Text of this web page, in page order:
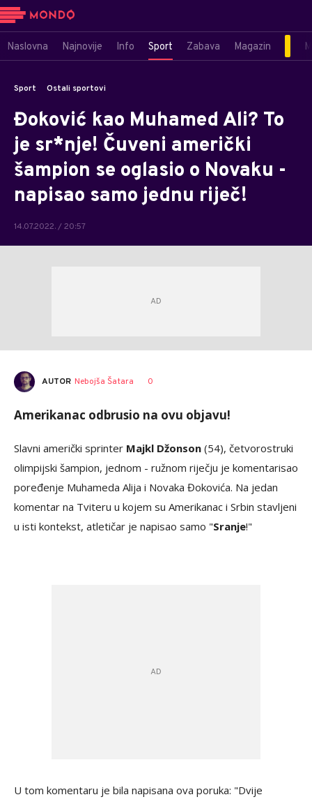
Naslovna Najnovije Info Sport Zabava Magazin
Sport Ostali sportovi
Đoković kao Muhamed Ali? To
je sr*nje! Čuveni američki
šampion se oglasio o Novaku -
napisao samo jednu riječ!
14.07.2022. / 20:57
AUTOR Nebojša Šatara 0
Amerikanac odbrusio na ovu objavu!
Slavni američki sprinter Majkl Džonson (54), četvorostruki
olimpijski šampion, jednom - ružnom riječju je komentarisao
poređenje Muhameda Alija i Novaka Đokovića. Na jedan
komentar na Tviteru u kojem su Amerikanac i Srbin stavljeni
u isti kontekst, atletičar je napisao samo "Sranje!"
U tom komentaru je bila napisana ova poruka: "Dvije